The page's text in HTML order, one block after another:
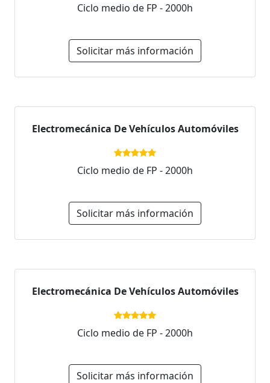
Ciclo medio de FP - 2000h
Solicitar más información
Electromecánica De Vehículos Automóviles
Ciclo medio de FP - 2000h
Solicitar más información
Electromecánica De Vehículos Automóviles
Ciclo medio de FP - 2000h
Solicitar más información